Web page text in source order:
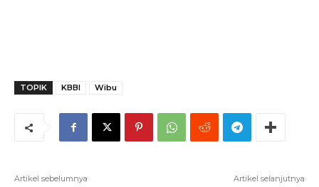
TOPIK KBBI Wibu
Artikel sebelumnya Artikel selanjutnya